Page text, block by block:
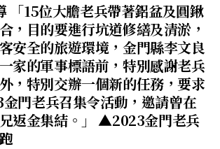
「15位大膽老兵帶著鋁盆及圓鍬
，目的要進行坑道修繕及清淤，
安全的旅遊環境，金門縣李文良
家的軍事標語前，特別感謝老兵
，特別交辦一個新的任務，要求
門老兵召集令活動，邀請曾在
返金集結。」 ▲2023金門老兵